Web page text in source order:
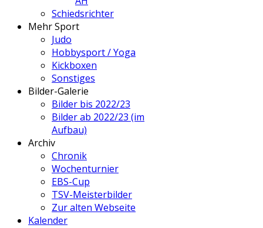
Schiedsrichter
Mehr Sport
Judo
Hobbysport / Yoga
Kickboxen
Sonstiges
Bilder-Galerie
Bilder bis 2022/23
Bilder ab 2022/23 (im
Aufbau)
Archiv
Chronik
Wochenturnier
EBS-Cup
TSV-Meisterbilder
Zur alten Webseite
Kalender